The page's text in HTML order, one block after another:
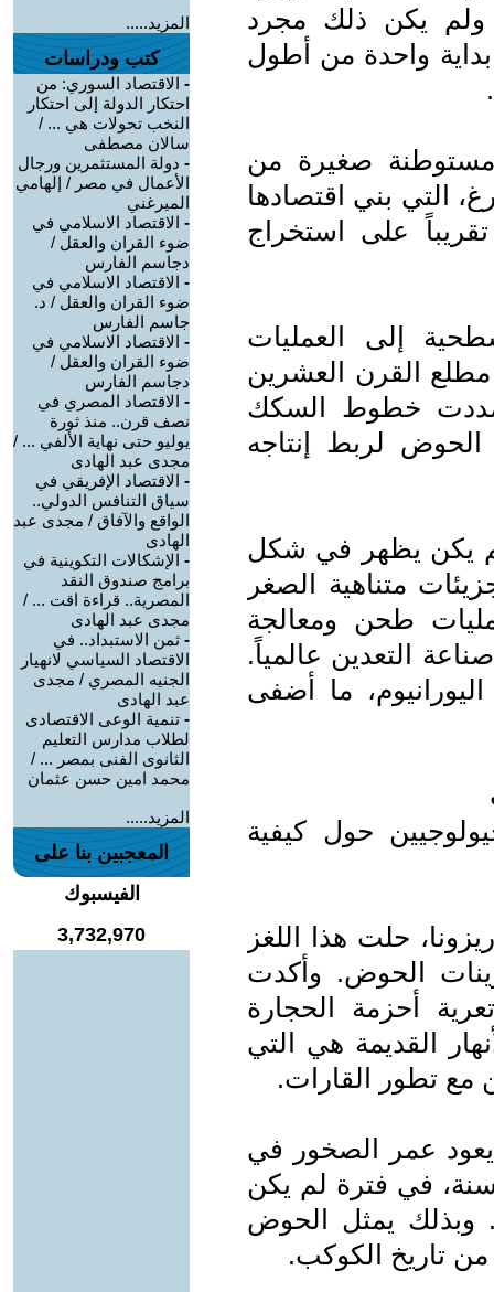
ولم يكن ذلك مجرد
واحدة من أطول
صغيرة من
التي بني اقتصادها
تقريباً على استخراج
إلى العمليات
القرن العشرين
تمددت خطوط السكك
الحوض لربط إنتاجه
لم يكن يظهر في شكل
متناهية الصغر
طحن ومعالجة
التعدين عالمياً.
ما أضفى
حول كيفية
حلت هذا اللغز
الحوض. وأكدت
أحزمة الحجارة
القديمة هي التي
مع تطور القارات.
يعود عمر الصخور في
2.7 و3 مليارات سنة، في فترة لم يكن
وبذلك يمثل الحوض
من تاريخ الكوكب.
المزيد.....
كتب ودراسات
- الاقتصاد السوري: من
احتكار الدولة إلى احتكار
النخب تحولات هي ... /
سالان مصطفى
- دولة المستثمرين ورجال
الأعمال في مصر / إلهامي
الميرغني
- الاقتصاد الاسلامي في
ضوء القران والعقل /
دجاسم الفارس
- الاقتصاد الاسلامي في
ضوء القران والعقل / د.
جاسم الفارس
- الاقتصاد الاسلامي في
ضوء القران والعقل /
دجاسم الفارس
- الاقتصاد المصري في
نصف قرن.. منذ ثورة
يوليو حتى نهاية الألفي ... /
مجدى عبد الهادى
- الاقتصاد الإفريقي في
سياق التنافس الدولي..
الواقع والآفاق / مجدى عبد
الهادى
- الإشكالات التكوينية في
برامج صندوق النقد
المصرية.. قراءة اقت ... /
مجدى عبد الهادى
- ثمن الاستبداد.. في
الاقتصاد السياسي لانهيار
الجنيه المصري / مجدى
عبد الهادى
- تنمية الوعى الاقتصادى
لطلاب مدارس التعليم
الثانوى الفنى بمصر ... /
محمد امين حسن عثمان
المزيد.....
المعجبين بنا على
الفيسبوك
3,732,970